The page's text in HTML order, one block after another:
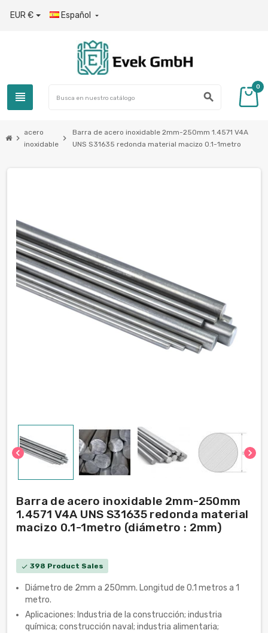
EUR € Español 
view_headline search
0
chevron_right
acero
inoxidable
chevron_right
Barra de acero inoxidable 2mm-250mm 1.4571 V4A
UNS S31635 redonda material macizo 0.1-1metro
chevron_left chevron_right
Barra de acero inoxidable 2mm-250mm
1.4571 V4A UNS S31635 redonda material
macizo 0.1-1metro (diámetro : 2mm)
check 398 Product Sales
Diámetro de 2mm a 250mm. Longitud de 0.1 metros a 1
metro.
Aplicaciones: Industria de la construcción; industria
química; construcción naval; industria alimentaria;